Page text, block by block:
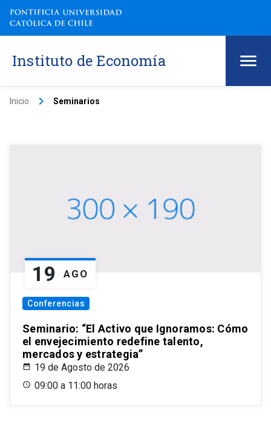
Instituto de Economía
Inicio keyboard_arrow_right Seminarios
19 AGO
Conferencias
Seminario: “El Activo que Ignoramos: Cómo
el envejecimiento redefine talento,
mercados y estrategia”
19 de Agosto de 2026
09:00 a 11:00 horas